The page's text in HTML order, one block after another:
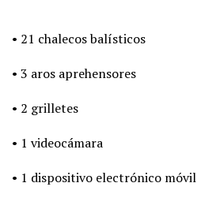
• 21 chalecos balísticos
• 3 aros aprehensores
• 2 grilletes
• 1 videocámara
• 1 dispositivo electrónico móvil